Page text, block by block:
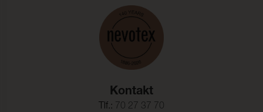
Kontakt
Tlf.: 70 27 37 70